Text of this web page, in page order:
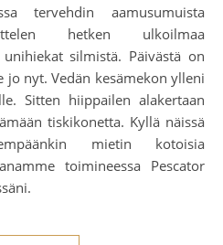
tervehdin aamusumuista
hetken ulkoilmaa
silmistä. Päivästä on
jo nyt. Vedän kesämekon ylleni
Sitten hiippailen alakertaan
tiskikonetta. Kyllä näissä
mietin kotoisia
toimineessa Pescator